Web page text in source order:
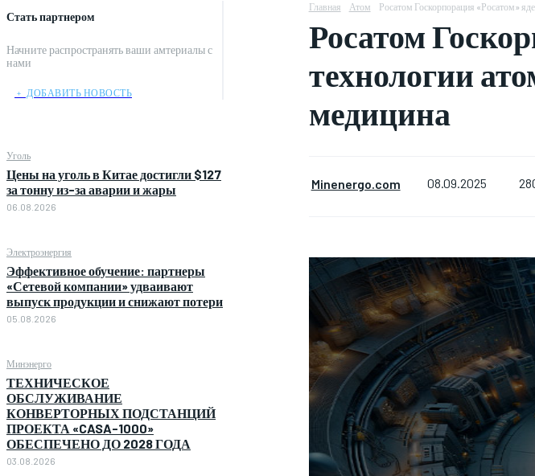
Стать партнером
Начните распространять ваши амтериалы с
нами
﹢ ДОБАВИТЬ НОВОСТЬ
Уголь
Цены на уголь в Китае достигли $127
за тонну из-за аварии и жары
06.08.2026
Электроэнергия
Эффективное обучение: партнеры
«Сетевой компании» удваивают
выпуск продукции и снижают потери
05.08.2026
Минэнерго
ТЕХНИЧЕСКОЕ
ОБСЛУЖИВАНИЕ
КОНВЕРТОРНЫХ ПОДСТАНЦИЙ
ПРОЕКТА «CASA-1000»
ОБЕСПЕЧЕНО ДО 2028 ГОДА
03.08.2026
Главная Атом Росатом Госкорпорация «Росатом»
Росатом
технологии
медицина
Minenergo.com 08.09.2025